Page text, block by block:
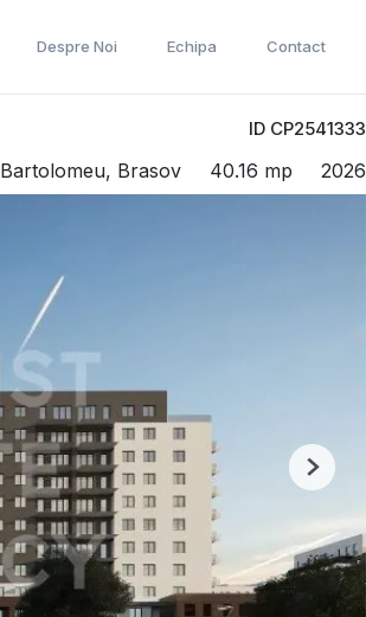
Despre Noi Echipa Contact
ID CP2541333
Bartolomeu, Brasov 40.16 mp 2026
Next